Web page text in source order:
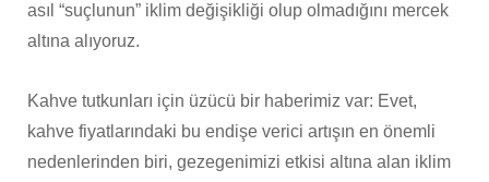
asıl “suçlunun” iklim değişikliği olup olmadığını mercek
altına alıyoruz.
Kahve tutkunları için üzücü bir haberimiz var: Evet,
kahve fiyatlarındaki bu endişe verici artışın en önemli
nedenlerinden biri, gezegenimizi etkisi altına alan iklim